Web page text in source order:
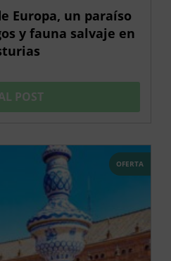
Europa, un paraíso
y fauna salvaje en
POST
OFERTA